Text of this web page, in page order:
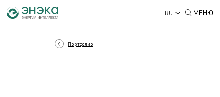
RU МЕНЮ
Портфолио